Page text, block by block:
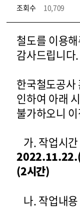
조회수
10,709
뉴스·홍보_공지사항 상세보기 – 내용, 파일, 담당자 연락처로 구성
철도를 이용
감사드립니다.
한국철도공사
인하여 아래
불가하오니
가. 작업시
(2시간)
나. 작업내